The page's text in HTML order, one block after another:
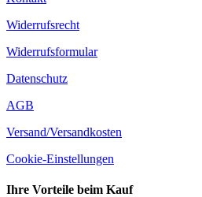
Widerrufsrecht
Widerrufsformular
Datenschutz
AGB
Versand/Versandkosten
Cookie-Einstellungen
Ihre Vorteile beim Kauf